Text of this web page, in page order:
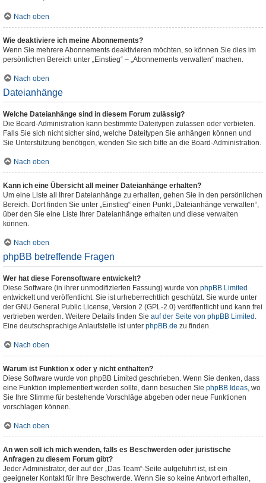
Nach oben
Wie deaktiviere ich meine Abonnements?
Wenn Sie mehrere Abonnements deaktivieren möchten, so können Sie dies im
persönlichen Bereich unter „Einstieg“ – „Abonnements verwalten“ machen.
Nach oben
Dateianhänge
Welche Dateianhänge sind in diesem Forum zulässig?
Die Board-Administration kann bestimmte Dateitypen zulassen oder verbieten.
Falls Sie sich nicht sicher sind, welche Dateitypen Sie anhängen können und
Sie Unterstützung benötigen, wenden Sie sich bitte an die Board-Administration.
Nach oben
Kann ich eine Übersicht all meiner Dateianhänge erhalten?
Um eine Liste all Ihrer Dateianhänge zu erhalten, gehen Sie in den persönlichen
Bereich. Dort finden Sie unter „Einstieg“ einen Punkt „Dateianhänge verwalten“,
über den Sie eine Liste Ihrer Dateianhänge erhalten und diese verwalten
können.
Nach oben
phpBB betreffende Fragen
Wer hat diese Forensoftware entwickelt?
Diese Software (in ihrer unmodifizierten Fassung) wurde von phpBB Limited
entwickelt und veröffentlicht. Sie ist urheberrechtlich geschützt. Sie wurde unter
der GNU General Public License, Version 2 (GPL-2.0) veröffentlicht und kann frei
vertrieben werden. Weitere Details finden Sie auf der Seite von phpBB Limited .
Eine deutschsprachige Anlaufstelle ist unter phpBB.de zu finden.
Nach oben
Warum ist Funktion x oder y nicht enthalten?
Diese Software wurde von phpBB Limited geschrieben. Wenn Sie denken, dass
eine Funktion implementiert werden sollte, dann besuchen Sie phpBB Ideas, wo
Sie Ihre Stimme für bestehende Vorschläge abgeben oder neue Funktionen
vorschlagen können.
Nach oben
An wen soll ich mich wenden, falls es Beschwerden oder juristische
Anfragen zu diesem Forum gibt?
Jeder Administrator, der auf der „Das Team“-Seite aufgeführt ist, ist ein
geeigneter Kontakt für Ihre Beschwerde. Wenn Sie so keine Antwort erhalten,